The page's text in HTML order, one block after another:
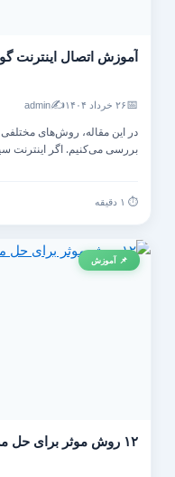
آموزش اتصال اینترنت
۲۶ خرداد ۱۴۰۴ ✍️
admin
در این مقاله، روش‌های مختلفی
بررسی می‌کنیم. اگر اینترنت
📌 آموزش
۱۲ روش موثر برای حل مشکل باز نشدن برنامه ها در ویندوز